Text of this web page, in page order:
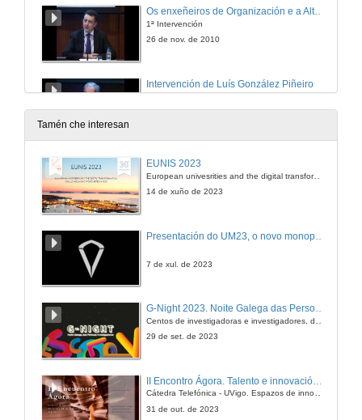
Os enxeñeiros de Organización e a Alta Dirección
1ª Intervención
26 de nov. de 2010
Intervención de Luís González Piñeiro
2ª Intervención
26 de nov. de 2010
3ª Intervención
4ª Intervención
5ª Intervención
6ª Intervención
Tamén che interesan
EUNIS 2023
European univesrities and the digital transformation: challenges and opportunities ahead
14 de xuño de 2023
7 de xul. de 2023
G-Night 2023. Noite Galega das Persoas Investigadoras. Conciencias creativas
29 de set. de 2023
Cátedra Telefónica - UVigo. Espazos de innovación
31 de out. de 2023